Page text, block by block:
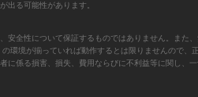
出る可能性があります。
全性について保証するものではありません。ま
環境が揃っていれば動作するとは限りませんので
係る損害、損失、費用ならびに不利益等に関し、